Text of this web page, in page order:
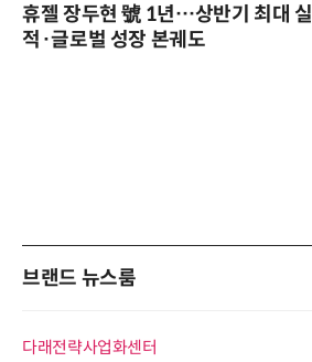
휴젤 장두현 號 1년…상반기 최대 실
적·글로벌 성장 본궤도
브랜드 뉴스룸
업화센터